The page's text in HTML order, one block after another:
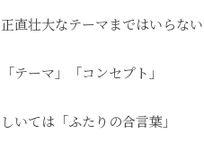
正直壮大なテーマまではいらな
「テーマ」「コンセプト」
しいては「ふたりの合言葉」